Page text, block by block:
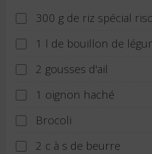
300 g de riz spécial
1 l de bouillon de
2 gousses d'ail
1 oignon haché
Brocoli
2 c à s de beurre